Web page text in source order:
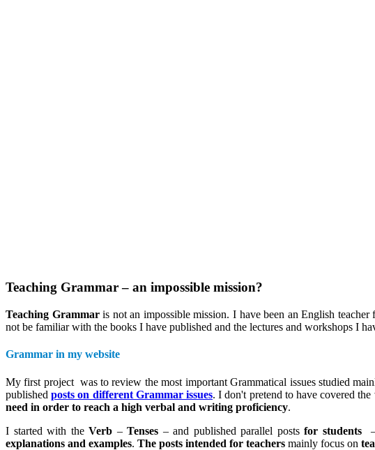
Teaching Grammar – an impossible mission?
Teaching Grammaris not an impossible mission. I have been an English
not be familiar with the books I have published and the lectures and workshops I
Grammar in my website
My first project was to review the most important Grammatical issues studied
publishedposts on different Grammar issues. I don't pretend to have covered the
need in order to reach a high verbal and writing proficiency.
I started with theVerb –Tenses – and published parallel postsfor students
explanations and examples. The posts intended for teachers mainly focus on